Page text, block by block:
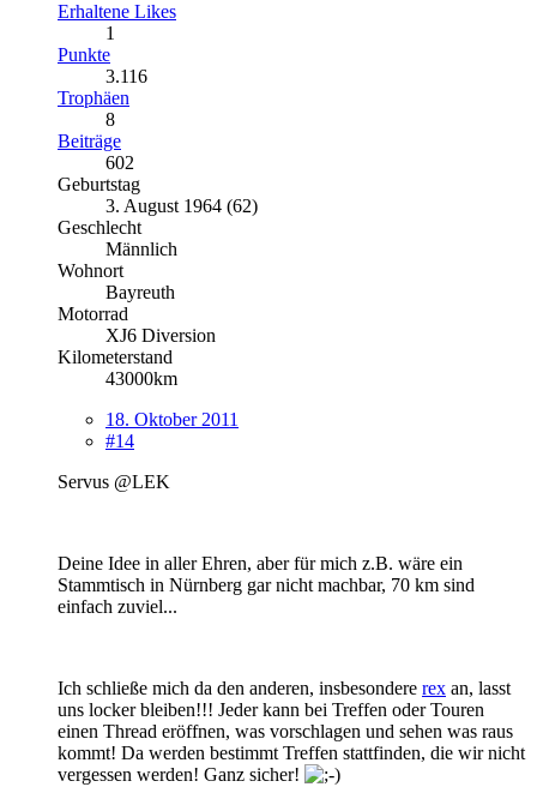
Erhaltene Likes
1
Punkte
3.116
Trophäen
8
Beiträge
602
Geburtstag
3. August 1964 (62)
Geschlecht
Männlich
Wohnort
Bayreuth
Motorrad
XJ6 Diversion
Kilometerstand
43000km
18. Oktober 2011
#14
Servus @LEK
Deine Idee in aller Ehren, aber für mich z.B. wäre ein
Stammtisch in Nürnberg gar nicht machbar, 70 km sind
einfach zuviel...
Ich schließe mich da den anderen, insbesondere rex an, lasst
uns locker bleiben!!! Jeder kann bei Treffen oder Touren
einen Thread eröffnen, was vorschlagen und sehen was raus
kommt! Da werden bestimmt Treffen stattfinden, die wir nicht
vergessen werden! Ganz sicher!